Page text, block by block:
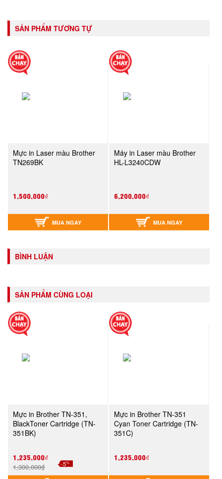
SẢN PHẨM TƯƠNG TỰ
Mực in Laser màu Brother
TN269BK
1,500,000₫
MUA NGAY
Máy in Laser màu Brother
HL-L3240CDW
6,200,000₫
MUA NGAY
BÌNH LUẬN
SẢN PHẨM CÙNG LOẠI
Mực in Brother TN-351,
BlackToner Cartridge (TN-
351BK)
1,235,000₫
1,300,000₫ -5%
Mực in Brother TN-351
Cyan Toner Cartridge (TN-
351C)
1,235,000₫